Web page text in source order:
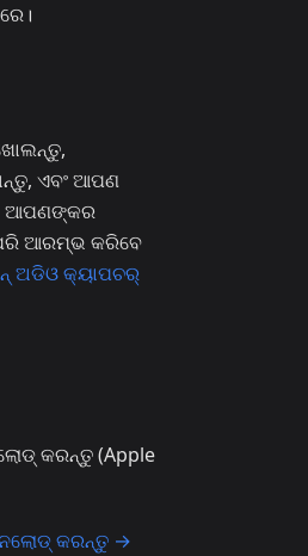
ଏବଂ ଆପଣ
ଆପଣଙ୍କର
ଆରମ୍ଭ କରିବେ
ଅଡିଓ କ୍ୟାପଚର୍
କରନ୍ତୁ (Apple
କରନ୍ତୁ →